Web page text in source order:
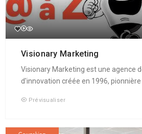
Visionary Marketing
Visionary Marketing est une agence
d'innovation créée en 1996, pionnière
Prévisualiser